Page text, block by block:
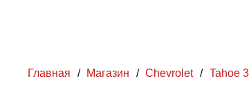
Главная / Магазин / Chevrolet / Tahoe